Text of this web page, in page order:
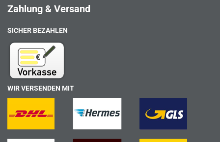
Zahlung & Versand
SICHER BEZAHLEN
WIR VERSENDEN MIT